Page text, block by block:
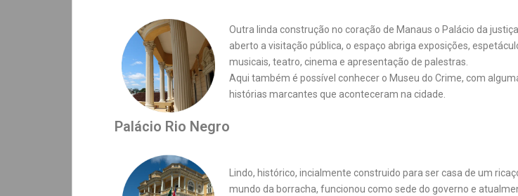
Outra linda construção no coração de Manaus o Palácio da
aberto a visitação pública, o espaço abriga exposições,
musicais, teatro, cinema e apresentação de palestras.
Aqui também é possível conhecer o Museu do Crime, com
histórias marcantes que aconteceram na cidade.
Palácio Rio Negro
Lindo, histórico, incialmente construido para ser casa de um
mundo da borracha, funcionou como sede do governo e